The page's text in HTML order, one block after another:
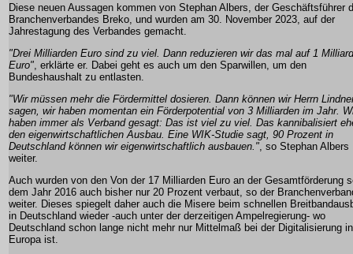
Diese neuen Aussagen kommen von Stephan Albers, der Geschäftsführer
Branchenverbandes Breko, und wurden am 30. November 2023, auf der
Jahrestagung des Verbandes gemacht.
"Drei Milliarden Euro sind zu viel. Dann reduzieren wir das mal auf 1
Euro" , erklärte er. Dabei geht es auch um den Sparwillen, um den
Bundeshaushalt zu entlasten.
"Wir müssen mehr die Fördermittel dosieren. Dann können wir Herrn
sagen, wir haben momentan ein Förderpotential von 3 Milliarden im Jahr.
haben immer als Verband gesagt: Das ist viel zu viel. Das kannibalisiert
den eigenwirtschaftlichen Ausbau. Eine WIK-Studie sagt, 90 Prozent in
Deutschland können wir eigenwirtschaftlich ausbauen." , so Stephan Albers
weiter.
Auch wurden von den Von der 17 Milliarden Euro an der Gesamtförderung
dem Jahr 2016 auch bisher nur 20 Prozent verbaut, so der
weiter. Dieses spiegelt daher auch die Misere beim schnellen
in Deutschland wieder -auch unter der derzeitigen Ampelregierung- wo
Deutschland schon lange nicht mehr nur Mittelmaß bei der Digitalisierung in
Europa ist.